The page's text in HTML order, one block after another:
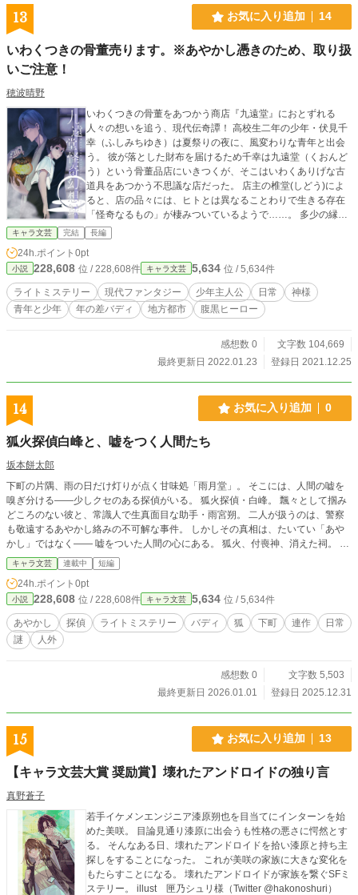
13 お気に入り追加 14
いわくつきの骨董売ります。※あやかし憑きのため、取り扱
いご注意！
穂波晴野
いわくつきの骨董をあつかう商店『九遠堂』におとずれる
人々の想いを追う、現代伝奇譚！ 高校生二年の少年・伏見千
幸（ふしみちゆき）は夏祭りの夜に、風変わりな青年と出会
う。 彼が落とした財布を届けるため千幸は九遠堂（くおんど
う）という骨董品店にいきつくが、そこはいわくありげな古
道具をあつかう不思議な店だった。 店主の椎堂(しどう)によ
ると、店の品々には、ヒトとは異なることわりで生きる存在
「怪奇なるもの」が棲みついているようで……。 多少の縁で
結ばれた彼らの、一夏の物語。 ◆エブリスタ掲載「九遠堂怪
奇幻想録」と同一内容になります ◆表紙イラスト：あめの ら
しん https://twitter.com/shinra009
キャラ文芸 完結 長編
24h.ポイント 0pt
小説 228,608 位 / 228,608件 キャラ文芸 5,634 位 / 5,634件
ライトミステリー 現代ファンタジー 少年主人公 日常
神様
青年と少年
年の差バディ 地方都市 腹黒ヒーロー
感想数 0
文字数 104,669
最終更新日 2022.01.23
登録日 2021.12.25
14 お気に入り追加 0
狐火探偵白峰と、嘘をつく人間たち
坂本餅太郎
下町の片隅、雨の日だけ灯りが点く甘味処「雨月堂」。 そこには、人間の嘘を
嗅ぎ分ける――少しクセのある探偵がいる。 狐火探偵・白峰。 飄々として掴み
どころのない彼と、常識人で生真面目な助手・雨宮朔。 二人が扱うのは、警察
も敬遠するあやかし絡みの不可解な事件。 しかしその真相は、たいてい「あや
かし」ではなく―― 嘘をついた人間の心にある。 狐火、付喪神、消えた祠。 人
とあやかしの境界で起きる小さな事件を、 凸凹バディが軽やかに解き明かす、
連作ライトミステリー。
キャラ文芸 連載中 短編
24h.ポイント 0pt
小説 228,608 位 / 228,608件 キャラ文芸 5,634 位 / 5,634件
あやかし 探偵 ライトミステリー バディ 狐 下町 連作
日常
謎
人外
感想数 0
文字数 5,503
最終更新日 2026.01.01
登録日 2025.12.31
15 お気に入り追加 13
【キャラ文芸大賞 奨励賞】壊れたアンドロイドの独り言
真野蒼子
若手イケメンエンジニア漆原朔也を目当てにインターンを始
めた美咲。 目論見通り漆原に出会うも性格の悪さに愕然とす
る。 そんなある日、壊れたアンドロイドを拾い漆原と持ち主
探しをすることになった。 これが美咲の家族に大きな変化を
もたらすことになる。 壊れたアンドロイドが家族を繋ぐSFミ
ステリー。 illust 匣乃シュリ様（Twitter @hakonoshuri）